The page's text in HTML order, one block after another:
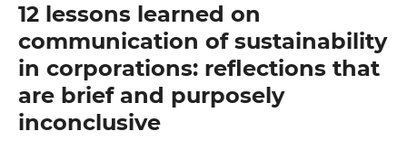
12 lessons learned on
communication of sustainability
in corporations: reflections that
are brief and purposely
inconclusive